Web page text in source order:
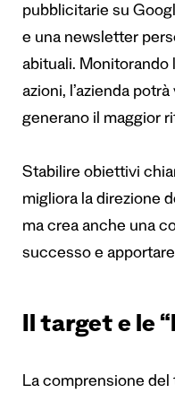
pubblicitarie su
e una newsletter
abituali.
azioni, l’azienda
generano il maggior
Stabilire obiettivi
migliora la direzione
ma crea anche una
successo e
Il target e le
La comprensione